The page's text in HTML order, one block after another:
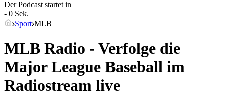
Der Podcast startet in
- 0 Sek.
Sport MLB
MLB Radio - Verfolge die
Major League Baseball im
Radiostream live